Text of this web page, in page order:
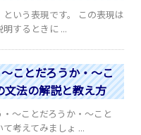
いう表現です。 この表現は
するときに ...
ことだろうか・～こ
法の解説と教え方
～ことだろうか・～こと
考えてみましょ ...